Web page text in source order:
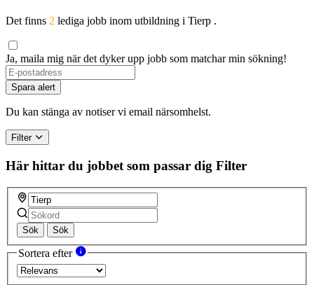
Det finns 2 lediga jobb inom utbildning i Tierp .
Ja, maila mig när det dyker upp jobb som matchar min sökning!
Spara alert
Du kan stänga av notiser vi email närsomhelst.
Filter
Här hittar du jobbet som passar dig Filter
Sök Sök
Sortera efter